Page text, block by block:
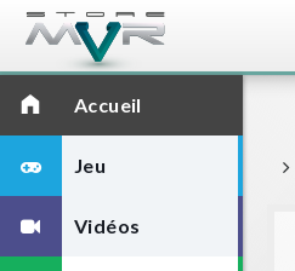
Accueil
Jeu
Vidéos